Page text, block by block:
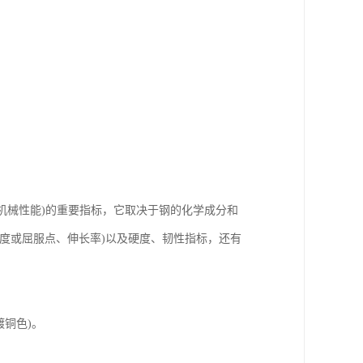
械性能)的重要指标，它取决于钢的化学成分和
或屈服点、伸长率)以及硬度、韧性指标，还有
色)。